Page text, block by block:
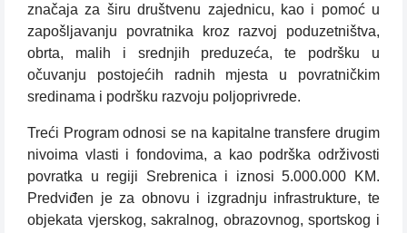
značaja za širu društvenu zajednicu, kao i pomoć u
zapošljavanju povratnika kroz razvoj poduzetništva,
obrta, malih i srednjih preduzeća, te podršku u
očuvanju postojećih radnih mjesta u povratničkim
sredinama i podršku razvoju poljoprivrede.
Treći Program odnosi se na kapitalne transfere drugim
nivoima vlasti i fondovima, a kao podrška održivosti
povratka u regiji Srebrenica i iznosi 5.000.000 KM.
Predviđen je za obnovu i izgradnju infrastrukture, te
objekata vjerskog, sakralnog, obrazovnog, sportskog i